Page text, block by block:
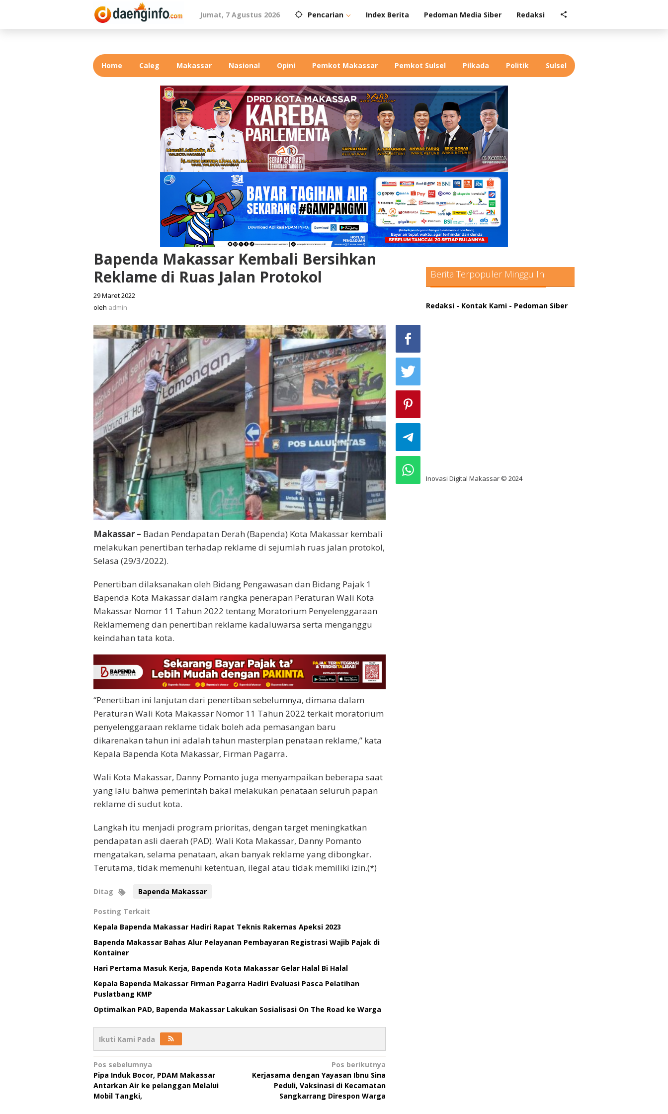
Jumat, 7 Agustus 2026 Pencarian Index Berita Pedoman Media Siber Redaksi
Home Caleg Makassar Nasional Opini Pemkot Makassar Pemkot Sulsel Pilkada Politik Sulsel
Bapenda Makassar Kembali Bersihkan
Reklame di Ruas Jalan Protokol
29 Maret 2022
oleh admin
Makassar – Badan Pendapatan Derah (Bapenda) Kota Makassar kembali
melakukan penertiban terhadap reklame di sejumlah ruas jalan protokol,
Selasa (29/3/2022).
Penertiban dilaksanakan oleh Bidang Pengawasan dan Bidang Pajak 1
Bapenda Kota Makassar dalam rangka penerapan Peraturan Wali Kota
Makassar Nomor 11 Tahun 2022 tentang Moratorium Penyelenggaraan
Reklamemeng dan penertiban reklame kadaluwarsa serta menganggu
keindahan tata kota.
“Penertiban ini lanjutan dari penertiban sebelumnya, dimana dalam
Peraturan Wali Kota Makassar Nomor 11 Tahun 2022 terkait moratorium
penyelenggaraan reklame tidak boleh ada pemasangan baru
dikarenakan tahun ini adalah tahun masterplan penataan reklame,” kata
Kepala Bapenda Kota Makassar, Firman Pagarra.
Wali Kota Makassar, Danny Pomanto juga menyampaikan beberapa saat
yang lalu bahwa pemerintah bakal melakukan penataan seluruh papan
reklame di sudut kota.
Langkah itu menjadi program prioritas, dengan target meningkatkan
pendapatan asli daerah (PAD). Wali Kota Makassar, Danny Pomanto
mengatakan, selama penataan, akan banyak reklame yang dibongkar.
Terutama, tidak memenuhi ketentuan, ilegal atau tidak memiliki izin.(*)
Ditag Bapenda Makassar
Posting Terkait
Kepala Bapenda Makassar Hadiri Rapat Teknis Rakernas Apeksi 2023
Bapenda Makassar Bahas Alur Pelayanan Pembayaran Registrasi Wajib Pajak di
Kontainer
Hari Pertama Masuk Kerja, Bapenda Kota Makassar Gelar Halal Bi Halal
Kepala Bapenda Makassar Firman Pagarra Hadiri Evaluasi Pasca Pelatihan
Puslatbang KMP
Optimalkan PAD, Bapenda Makassar Lakukan Sosialisasi On The Road ke Warga
Ikuti Kami Pada
Navigasi
pos
Pos sebelumnya
Pipa Induk Bocor, PDAM Makassar
Antarkan Air ke pelanggan Melalui
Mobil Tangki,
Pos berikutnya
Kerjasama dengan Yayasan Ibnu Sina
Peduli, Vaksinasi di Kecamatan
Sangkarrang Direspon Warga
Berita Terpopuler Minggu Ini
Redaksi - Kontak Kami - Pedoman Siber
Inovasi Digital Makassar © 2024